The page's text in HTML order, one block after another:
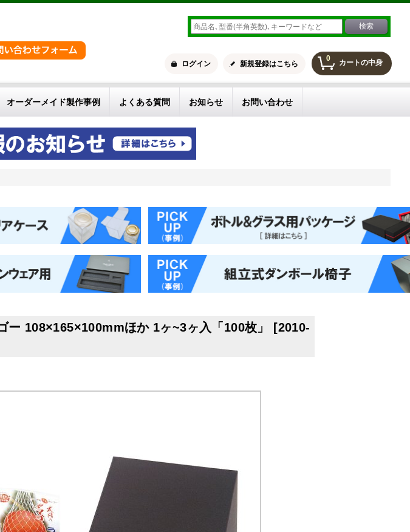
0 カートの中身
ログイン 新規登録はこちら
オーダーメイド製作事例 よくある質問 お知らせ お問い合わせ
ー 108×165×100mmほか 1ヶ~3ヶ入「100枚」 [2010-